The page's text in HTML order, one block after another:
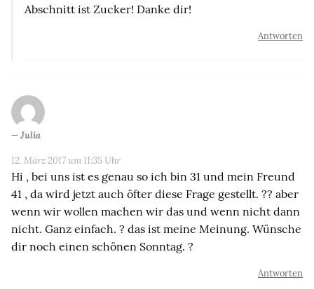
Abschnitt ist Zucker! Danke dir!
Antworten
Julia
12. März 2017 um 11:35 Uhr
Hi , bei uns ist es genau so ich bin 31 und mein Freund
41 , da wird jetzt auch öfter diese Frage gestellt. ?? aber
wenn wir wollen machen wir das und wenn nicht dann
nicht. Ganz einfach. ? das ist meine Meinung. Wünsche
dir noch einen schönen Sonntag. ?
Antworten